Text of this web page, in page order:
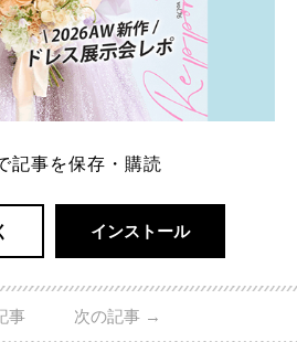
記事を保存・購読
インストール
事 次の記事 →